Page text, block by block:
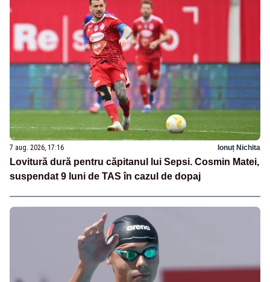
7 aug. 2026, 17:16 Ionuț Nichita
Lovitură dură pentru căpitanul lui Sepsi. Cosmin Matei,
suspendat 9 luni de TAS în cazul de dopaj